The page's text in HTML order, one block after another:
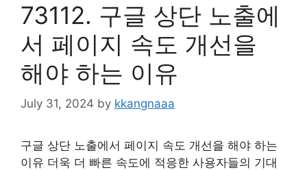
73112. 구글 상단 노출에
서 페이지 속도 개선을
해야 하는 이유
July 31, 2024 by kkangnaaa
구글 상단 노출에서 페이지 속도 개선을 해야 하는
이유 더욱 더 빠른 속도에 적응한 사용자들의 기대